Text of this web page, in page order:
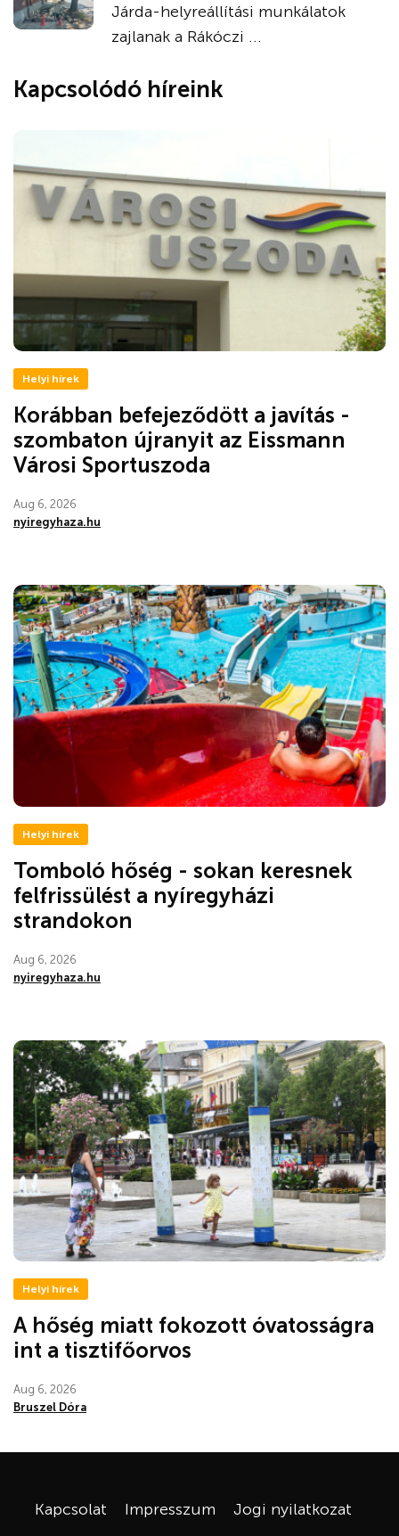
Járda-helyreállítási munkálatok
zajlanak a Rákóczi ...
Kapcsolódó híreink
Helyi hírek
Korábban befejeződött a javítás -
szombaton újranyit az Eissmann
Városi Sportuszoda
Aug 6, 2026
nyiregyhaza.hu
Helyi hírek
Tomboló hőség - sokan keresnek
felfrissülést a nyíregyházi
strandokon
Aug 6, 2026
nyiregyhaza.hu
Helyi hírek
A hőség miatt fokozott óvatosságra
int a tisztifőorvos
Aug 6, 2026
Bruszel Dóra
Kapcsolat Impresszum Jogi nyilatkozat